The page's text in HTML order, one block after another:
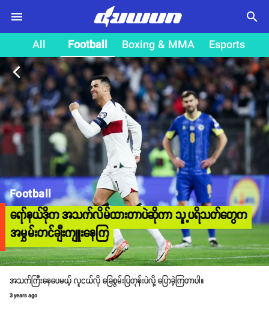
search
All Football Boxing & MMA Esports
arrow_back_ios
Football
ရော်နယ်ဒိုက အသက်လိမ်ထားတာပဲဆိုကာ သူ့ပရိသတ်တွေက
အမွှမ်းတင်ချီးကျူးနေကြ
အသက်ကြီးနေပေမယ့် လူငယ်လို ခြေစွမ်းပြတုန်းပဲလို့ ပြောခဲ့ကြတာပါ။
3 years ago